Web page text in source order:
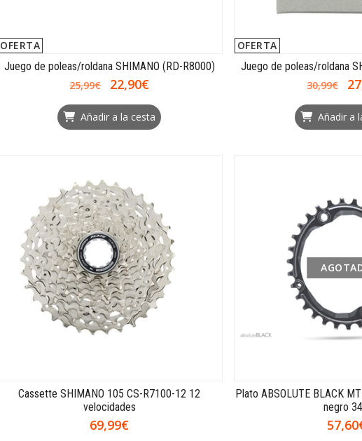
OFERTA
Juego de poleas/roldana SHIMANO (RD-R8000)
25,99€
22,90€
Añadir a la cesta
OFERTA
Juego de poleas/roldana
30,99€
Añadir a
Cassette SHIMANO 105 CS-R7100-12 12
velocidades
69,99€
Plato ABSOLUTE BLACK
negro